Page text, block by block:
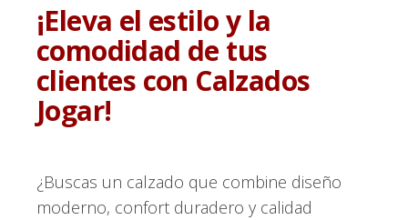
¡Eleva el estilo y la
comodidad de tus
clientes con Calzados
Jogar!
¿Buscas un calzado que combine diseño
moderno, confort duradero y calidad